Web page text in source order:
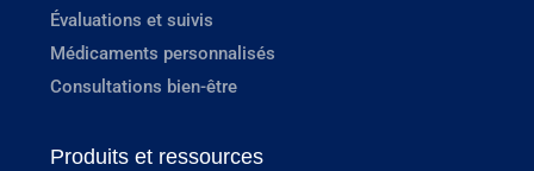
Évaluations et suivis
Médicaments personnalisés
Consultations bien-être
Produits et ressources